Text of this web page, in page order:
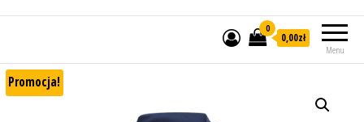
Menu
0
0,00zł
Promocja!